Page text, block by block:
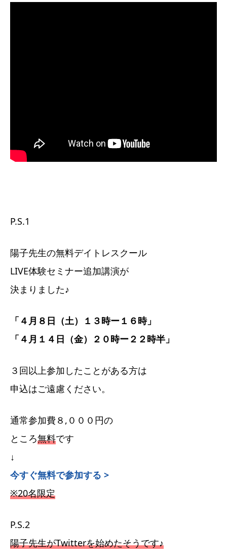
P.S.1
陽子先生の無料デイトレスクール
LIVE体験セミナー追加講演が
決まりました♪
「４月８日（土）１３時ー１６時」
「４月１４日（金）２０時ー２２時半」
３回以上参加したことがある方は
申込はご遠慮ください。
通常参加費８,０００円の
ところ無料です
↓
今すぐ無料で参加する >
※20名限定
P.S.2
陽子先生がTwitterを始めたそうです♪